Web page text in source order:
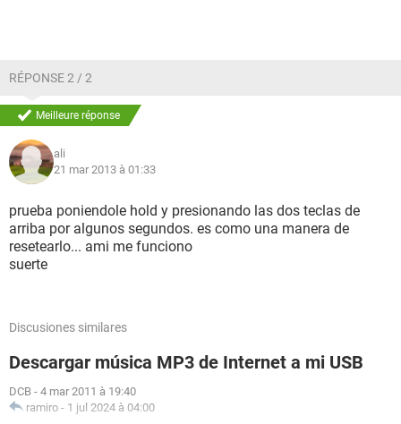
RÉPONSE 2 / 2
Meilleure réponse
ali
21 mar 2013 à 01:33
prueba poniendole hold y presionando las dos teclas de
arriba por algunos segundos. es como una manera de
resetearlo... ami me funciono
suerte
Discusiones similares
Descargar música MP3 de Internet a mi USB
DCB - 4 mar 2011 à 19:40
ramiro - 1 jul 2024 à 04:00